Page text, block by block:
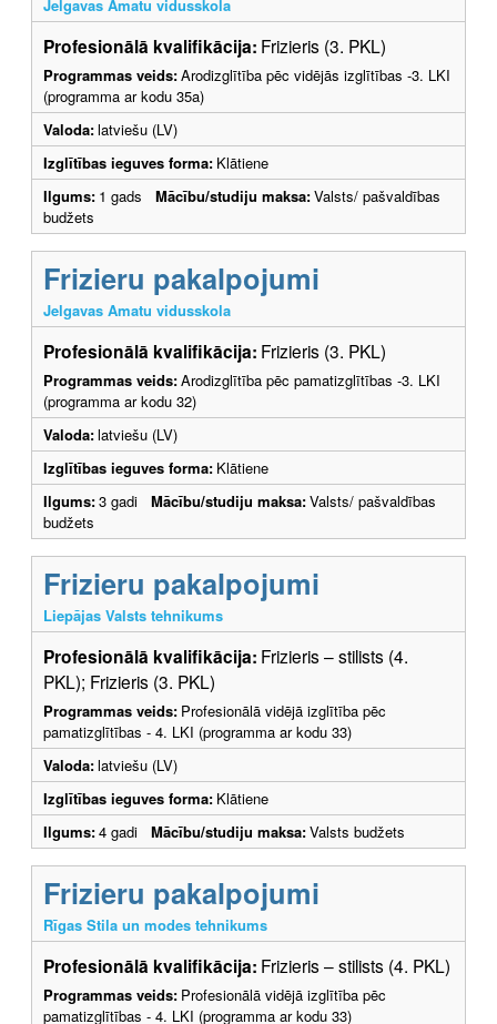
Jelgavas Amatu vidusskola
Profesionālā kvalifikācija: Frizieris (3. PKL)
Programmas veids:Arodizglītība pēc vidējās izglītības -3. LKI
(programma ar kodu 35a)
Valoda:latviešu (LV)
Izglītības ieguves forma: Klātiene
Ilgums: 1 gads Mācību/studiju maksa:Valsts/ pašvaldības
budžets
Frizieru pakalpojumi
Jelgavas Amatu vidusskola
Profesionālā kvalifikācija: Frizieris (3. PKL)
Programmas veids:Arodizglītība pēc pamatizglītības -3. LKI
(programma ar kodu 32)
Valoda:latviešu (LV)
Izglītības ieguves forma: Klātiene
Ilgums:3 gadi Mācību/studiju maksa:Valsts/ pašvaldības
budžets
Frizieru pakalpojumi
Liepājas Valsts tehnikums
Profesionālā kvalifikācija: Frizieris – stilists (4.
PKL); Frizieris (3. PKL)
Programmas veids: Profesionālā vidējā izglītība pēc
pamatizglītības - 4. LKI (programma ar kodu 33)
Valoda:latviešu (LV)
Izglītības ieguves forma: Klātiene
Ilgums:4 gadi Mācību/studiju maksa:Valsts budžets
Frizieru pakalpojumi
Rīgas Stila un modes tehnikums
Profesionālā kvalifikācija: Frizieris – stilists (4. PKL)
Programmas veids: Profesionālā vidējā izglītība pēc
pamatizglītības - 4. LKI (programma ar kodu 33)